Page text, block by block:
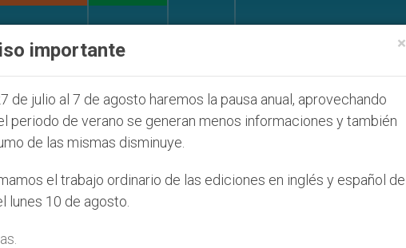
×
importante
de julio al 7 de agosto haremos la pausa anual, aprovechando
periodo de verano se generan menos informaciones y también
de las mismas disminuye.
el trabajo ordinario de las ediciones en inglés y español de
lunes 10 de agosto.